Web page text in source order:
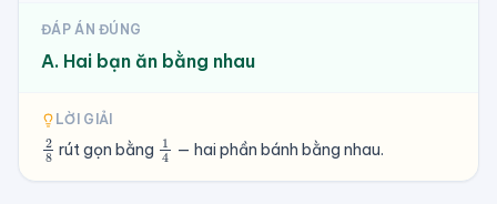
ĐÁP ÁN ĐÚNG
A. Hai bạn ăn bằng nhau
LỜI GIẢI
2 rút gọn bằng 1 — hai phần bánh bằng nhau.